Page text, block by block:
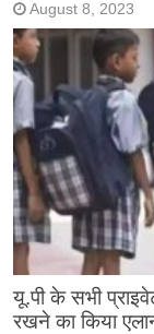
August 8, 2023
यू.पी के सभी
रखने का किया